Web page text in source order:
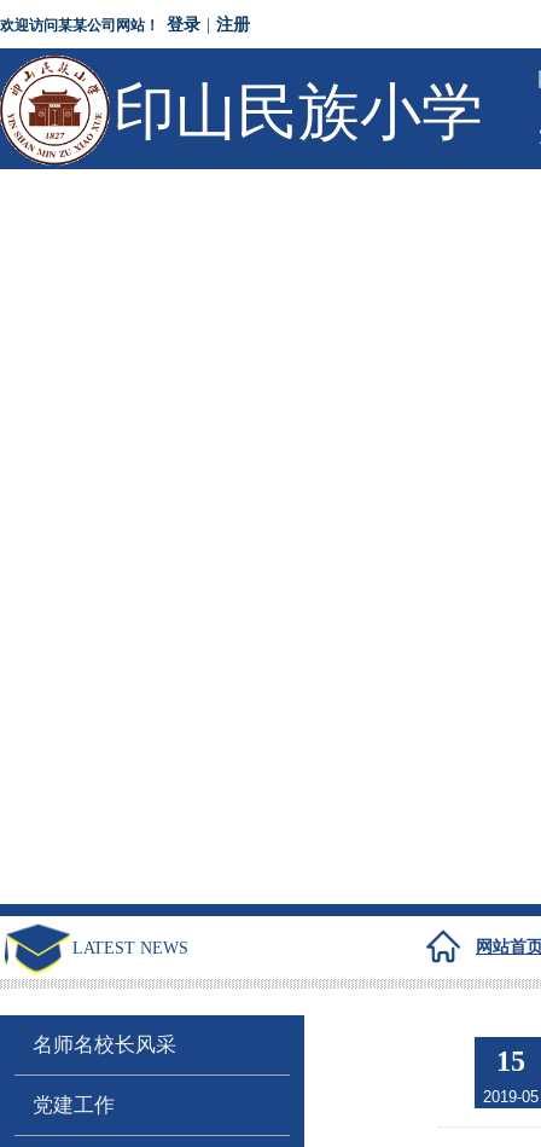
登录 注册
欢迎访问某某公司网站！
印山民族小学
LATEST NEWS 网站首
名师名校长风采
党建工作
15
2019-05